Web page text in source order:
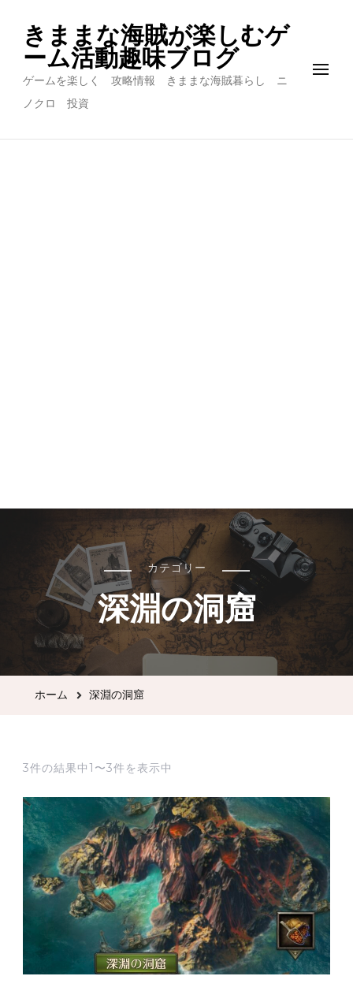
きままな海賊が楽しむゲ
ーム活動趣味ブログ
ゲームを楽しく 攻略情報 きままな海賊暮らし ニ
ノクロ 投資
カテゴリー
深淵の洞窟
ホーム 深淵の洞窟
3件の結果中1〜3件を表示中